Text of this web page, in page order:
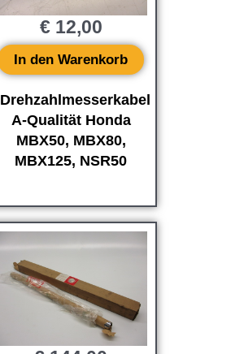
Drehzahlmesserkabel
A-Qualität Honda
MBX50, MBX80,
MBX125, NSR50
€12,00
In den Warenkorb